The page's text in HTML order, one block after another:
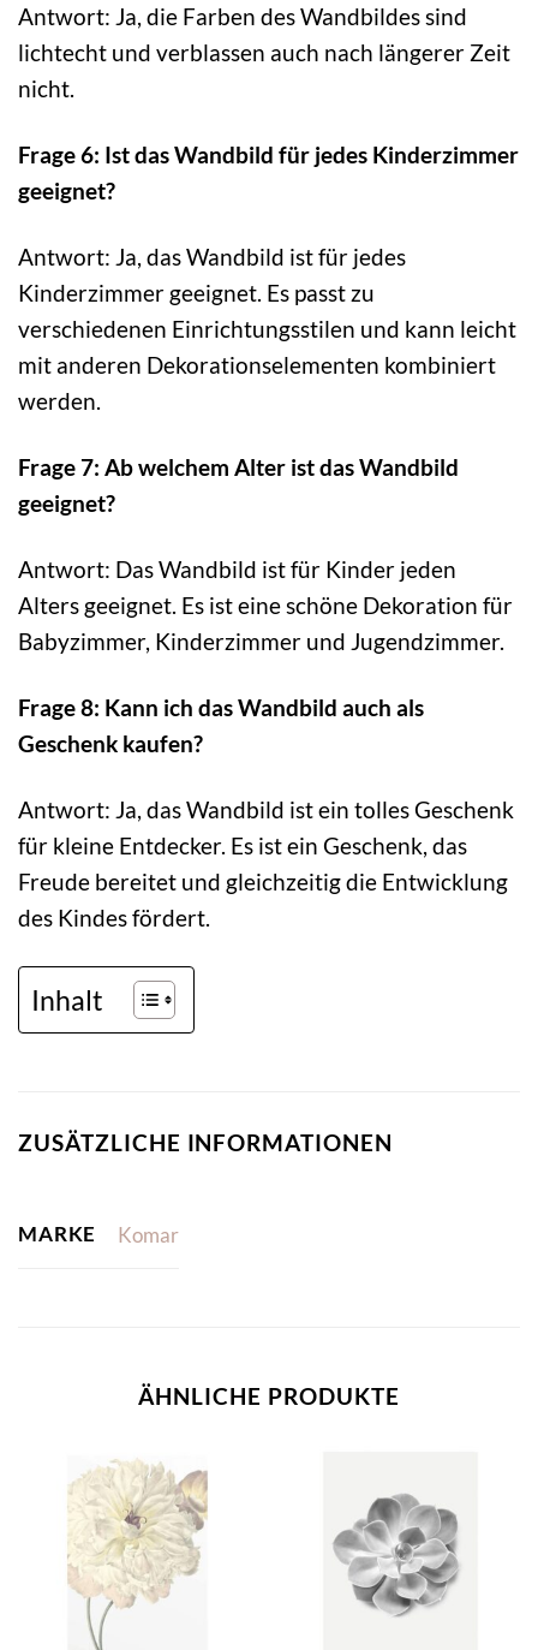
Antwort: Ja, die Farben des Wandbildes sind
lichtecht und verblassen auch nach längerer Zeit
nicht.
Frage 6: Ist das Wandbild für jedes Kinderzimmer
geeignet?
Antwort: Ja, das Wandbild ist für jedes
Kinderzimmer geeignet. Es passt zu
verschiedenen Einrichtungsstilen und kann leicht
mit anderen Dekorationselementen kombiniert
werden.
Frage 7: Ab welchem Alter ist das Wandbild
geeignet?
Antwort: Das Wandbild ist für Kinder jeden
Alters geeignet. Es ist eine schöne Dekoration für
Babyzimmer, Kinderzimmer und Jugendzimmer.
Frage 8: Kann ich das Wandbild auch als
Geschenk kaufen?
Antwort: Ja, das Wandbild ist ein tolles Geschenk
für kleine Entdecker. Es ist ein Geschenk, das
Freude bereitet und gleichzeitig die Entwicklung
des Kindes fördert.
Inhalt
ZUSÄTZLICHE INFORMATIONEN
MARKE Komar
ÄHNLICHE PRODUKTE